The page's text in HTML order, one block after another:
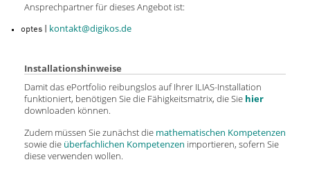
Ansprechpartner für dieses Angebot ist:
optes | kontakt@digikos.de
Installationshinweise
Damit das ePortfolio reibungslos auf Ihrer ILIAS-Installation
funktioniert, benötigen Sie die Fähigkeitsmatrix, die Sie hier
downloaden können.
Zudem müssen Sie zunächst die mathematischen Kompetenzen
sowie die überfachlichen Kompetenzen importieren, sofern Sie
diese verwenden wollen.